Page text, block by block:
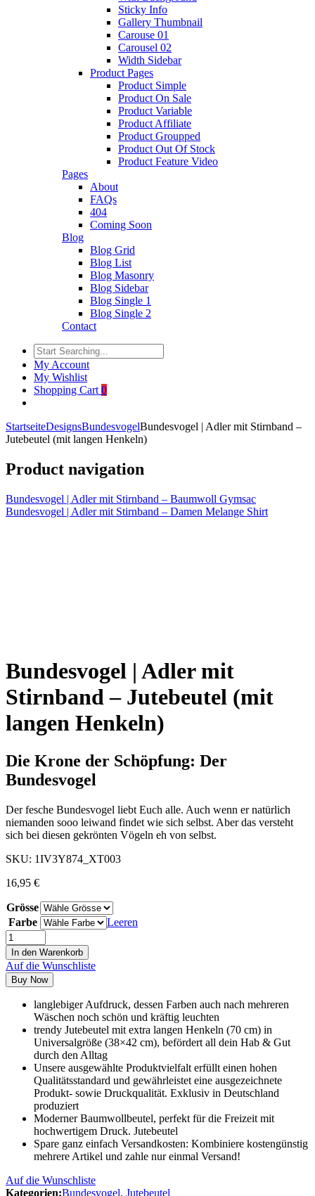
Sticky Info
Gallery Thumbnail
Carouse 01
Carousel 02
Width Sidebar
Product Pages
Product Simple
Product On Sale
Product Variable
Product Affiliate
Product Groupped
Product Out Of Stock
Product Feature Video
Pages
About
FAQs
404
Coming Soon
Blog
Blog Grid
Blog List
Blog Masonry
Blog Sidebar
Blog Single 1
Blog Single 2
Contact
My Account
My Wishlist
Shopping Cart 0
StartseiteDesignsBundesvogelBundesvogel | Adler mit Stirnband –
Jutebeutel (mit langen Henkeln)
Product navigation
Bundesvogel | Adler mit Stirnband – Baumwoll Gymsac
Bundesvogel | Adler mit Stirnband – Damen Melange Shirt
Bundesvogel | Adler mit
Stirnband – Jutebeutel (mit
langen Henkeln)
Die Krone der Schöpfung: Der
Bundesvogel
Der fesche Bundesvogel liebt Euch alle. Auch wenn er natürlich
niemanden sooo leiwand findet wie sich selbst. Aber das versteht
sich bei diesen gekrönten Vögeln eh von selbst.
SKU: 1IV3Y874_XT003
16,95 €
Grösse
Farbe
Leeren
In den Warenkorb
Auf die Wunschliste
Buy Now
langlebiger Aufdruck, dessen Farben auch nach mehreren
Wäschen noch schön und kräftig leuchten
trendy Jutebeutel mit extra langen Henkeln (70 cm) in
Universalgröße (38×42 cm), befördert all dein Hab & Gut
durch den Alltag
Unsere ausgewählte Produktvielfalt erfüllt einen hohen
Qualitätsstandard und gewährleistet eine ausgezeichnete
Produkt- sowie Druckqualität. Exklusiv in Deutschland
produziert
Moderner Baumwollbeutel, perfekt für die Freizeit mit
hochwertigem Druck. Jutebeutel
Spare ganz einfach Versandkosten: Kombiniere kostengünstig
mehrere Artikel und zahle nur einmal Versand!
Auf die Wunschliste
Kategorien:Bundesvogel, Jutebeutel